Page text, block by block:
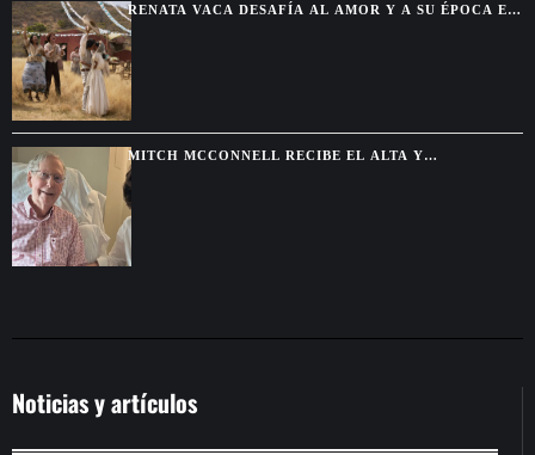
RENATA VACA DESAFÍA AL AMOR Y A SU ÉPOCA EN
LA NUEVA SERIE DE NETFLIX
MITCH MCCONNELL RECIBE EL ALTA Y
CONTINUARÁ SU RECUPERACIÓN DESDE CASA
Noticias y artículos